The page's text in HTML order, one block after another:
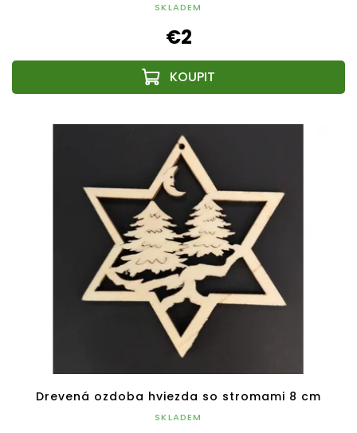
SKLADEM
€2
Drevená ozdoba hviezda so stromami 8 cm
SKLADEM